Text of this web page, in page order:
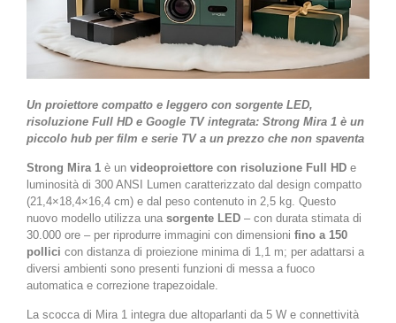
Un proiettore compatto e leggero con sorgente LED,
risoluzione Full HD e Google TV integrata: Strong Mira 1 è un
piccolo hub per film e serie TV a un prezzo che non spaventa
Strong Mira 1 è un videoproiettore con risoluzione Full HD e
luminosità di 300 ANSI Lumen caratterizzato dal design compatto
(21,4×18,4×16,4 cm) e dal peso contenuto in 2,5 kg. Questo
nuovo modello utilizza una sorgente LED – con durata stimata di
30.000 ore – per riprodurre immagini con dimensioni fino a 150
pollici con distanza di proiezione minima di 1,1 m; per adattarsi a
diversi ambienti sono presenti funzioni di messa a fuoco
automatica e correzione trapezoidale.
La scocca di Mira 1 integra due altoparlanti da 5 W e connettività